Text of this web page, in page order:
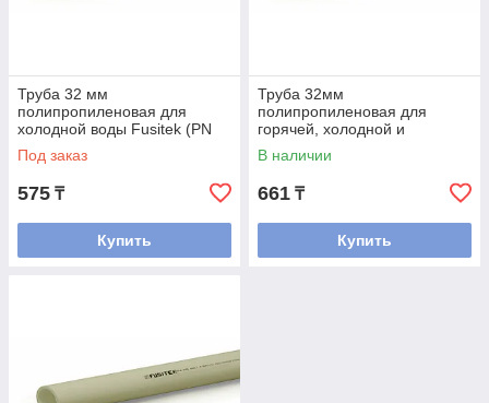
Труба 32 мм
полипропиленовая для
холодной воды Fusitek (PN
16) (СЕРАЯ)
Под заказ
575 ₸
Купить
Труба 32мм
полипропиленовая для
горячей, холодной и
питьевой воды Fusitek (PN
20) (СЕРАЯ)
В наличии
661 ₸
Купить